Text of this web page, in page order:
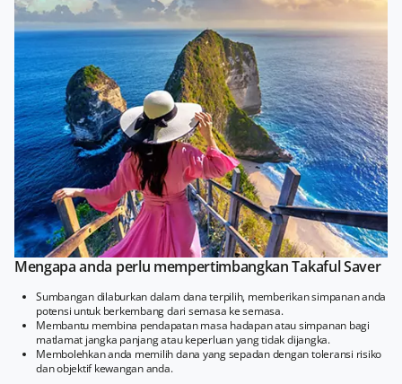
Mengapa anda perlu mempertimbangkan Takaful Saver
Sumbangan dilaburkan dalam dana terpilih, memberikan simpanan anda
potensi untuk berkembang dari semasa ke semasa.
Membantu membina pendapatan masa hadapan atau simpanan bagi
matlamat jangka panjang atau keperluan yang tidak dijangka.
Membolehkan anda memilih dana yang sepadan dengan toleransi risiko
dan objektif kewangan anda.